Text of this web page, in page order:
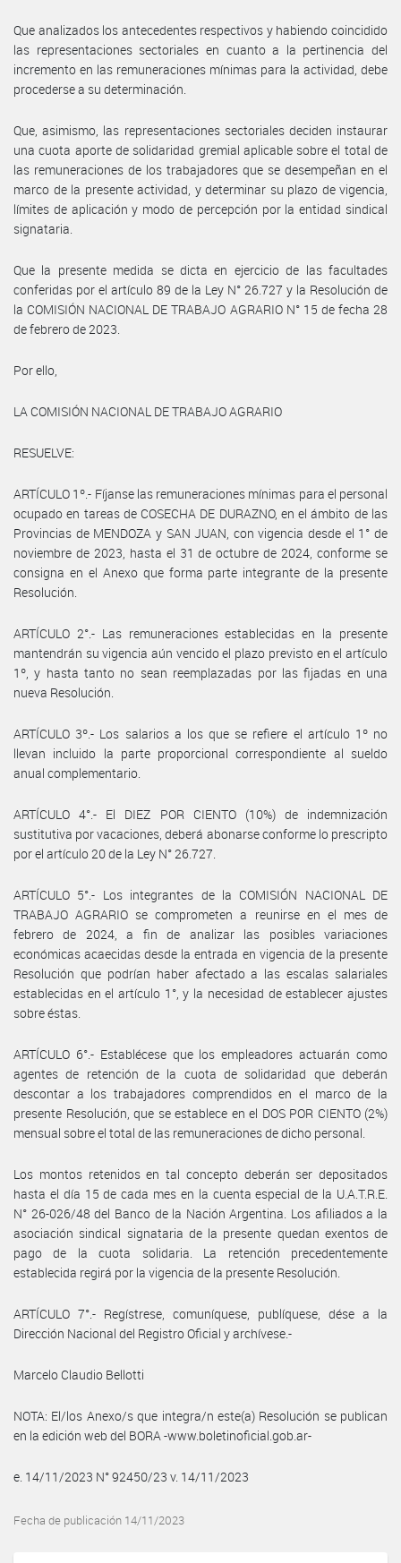
Que analizados los antecedentes respectivos y habiendo coincidido
las representaciones sectoriales en cuanto a la pertinencia del
incremento en las remuneraciones mínimas para la actividad, debe
procederse a su determinación.
Que, asimismo, las representaciones sectoriales deciden instaurar
una cuota aporte de solidaridad gremial aplicable sobre el total de
las remuneraciones de los trabajadores que se desempeñan en el
marco de la presente actividad, y determinar su plazo de vigencia,
límites de aplicación y modo de percepción por la entidad sindical
signataria.
Que la presente medida se dicta en ejercicio de las facultades
conferidas por el artículo 89 de la Ley N° 26.727 y la Resolución de
la COMISIÓN NACIONAL DE TRABAJO AGRARIO N° 15 de fecha 28
de febrero de 2023.
Por ello,
LA COMISIÓN NACIONAL DE TRABAJO AGRARIO
RESUELVE:
ARTÍCULO 1º.- Fíjanse las remuneraciones mínimas para el personal
ocupado en tareas de COSECHA DE DURAZNO, en el ámbito de las
Provincias de MENDOZA y SAN JUAN, con vigencia desde el 1° de
noviembre de 2023, hasta el 31 de octubre de 2024, conforme se
consigna en el Anexo que forma parte integrante de la presente
Resolución.
ARTÍCULO 2°.- Las remuneraciones establecidas en la presente
mantendrán su vigencia aún vencido el plazo previsto en el artículo
1º, y hasta tanto no sean reemplazadas por las fijadas en una
nueva Resolución.
ARTÍCULO 3º.- Los salarios a los que se refiere el artículo 1º no
llevan incluido la parte proporcional correspondiente al sueldo
anual complementario.
ARTÍCULO 4°.- El DIEZ POR CIENTO (10%) de indemnización
sustitutiva por vacaciones, deberá abonarse conforme lo prescripto
por el artículo 20 de la Ley N° 26.727.
ARTÍCULO 5°.- Los integrantes de la COMISIÓN NACIONAL DE
TRABAJO AGRARIO se comprometen a reunirse en el mes de
febrero de 2024, a fin de analizar las posibles variaciones
económicas acaecidas desde la entrada en vigencia de la presente
Resolución que podrían haber afectado a las escalas salariales
establecidas en el artículo 1°, y la necesidad de establecer ajustes
sobre éstas.
ARTÍCULO 6°.- Establécese que los empleadores actuarán como
agentes de retención de la cuota de solidaridad que deberán
descontar a los trabajadores comprendidos en el marco de la
presente Resolución, que se establece en el DOS POR CIENTO (2%)
mensual sobre el total de las remuneraciones de dicho personal.
Los montos retenidos en tal concepto deberán ser depositados
hasta el día 15 de cada mes en la cuenta especial de la U.A.T.R.E.
N° 26-026/48 del Banco de la Nación Argentina. Los afiliados a la
asociación sindical signataria de la presente quedan exentos de
pago de la cuota solidaria. La retención precedentemente
establecida regirá por la vigencia de la presente Resolución.
ARTÍCULO 7°.- Regístrese, comuníquese, publíquese, dése a la
Dirección Nacional del Registro Oficial y archívese.-
Marcelo Claudio Bellotti
NOTA: El/los Anexo/s que integra/n este(a) Resolución se publican
en la edición web del BORA -www.boletinoficial.gob.ar-
e. 14/11/2023 N° 92450/23 v. 14/11/2023
Fecha de publicación 14/11/2023